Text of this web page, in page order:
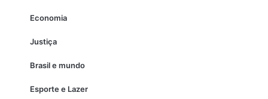
Economia
Justiça
Brasil e mundo
Esporte e Lazer